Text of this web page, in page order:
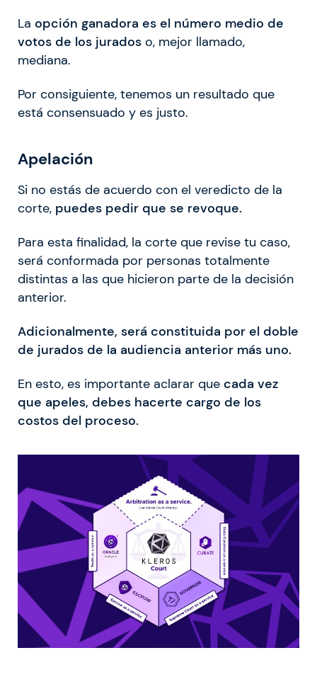
La opción ganadora es el número medio de
votos de los jurados o, mejor llamado,
mediana.
Por consiguiente, tenemos un resultado que
está consensuado y es justo.
Apelación
Si no estás de acuerdo con el veredicto de la
corte, puedes pedir que se revoque.
Para esta finalidad, la corte que revise tu caso,
será conformada por personas totalmente
distintas a las que hicieron parte de la decisión
anterior.
Adicionalmente, será constituida por el doble
de jurados de la audiencia anterior más uno.
En esto, es importante aclarar que cada vez
que apeles, debes hacerte cargo de los
costos del proceso.